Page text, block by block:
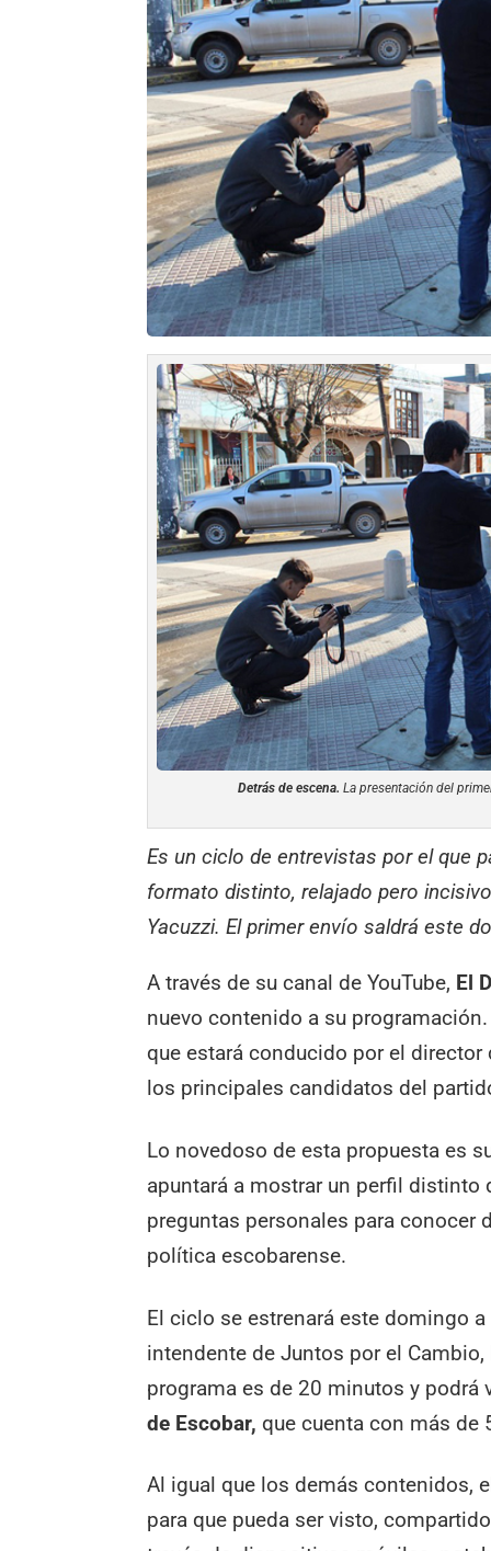
Detrás de escena. La presentación del
Es un ciclo de entrevistas por el que
formato distinto, relajado pero
Yacuzzi. El primer envío saldrá este
A través de su canal de YouTube, El
nuevo contenido a su
que estará conducido por el director
los principales candidatos del
Lo novedoso de esta propuesta es
apuntará a mostrar un perfil
preguntas personales para conocer
política escobarense.
El ciclo se estrenará este domingo
intendente de Juntos por el
programa es de 20 minutos y podrá
de Escobar, que cuenta con más de
Al igual que los demás contenidos,
para que pueda ser visto,